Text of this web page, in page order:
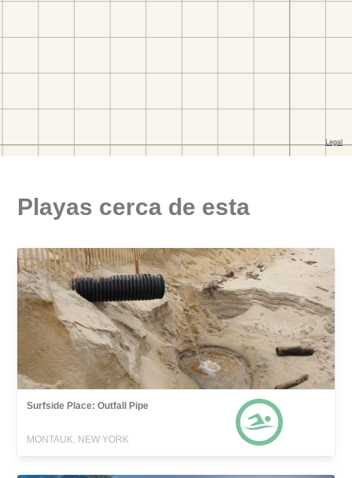
Playas cerca de esta
Surfside Place: Outfall Pipe
MONTAUK, NEW YORK